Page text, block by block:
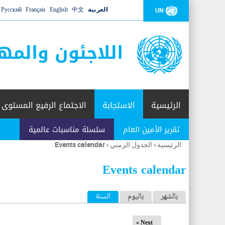
UN العربية 中文
English
Français
Русский
اللاجئون
الرئيسية الاستجابة
تقرير الأمين العام سلسلة مناسبات عالمية
الاجتماع الرفيع المستوى
أنت
هنا
الرئيسية › الجدول الزمني ›
Events calendar
Events calendar
ا بالشهر باليوم السنة (علامة التبويب النشطة)